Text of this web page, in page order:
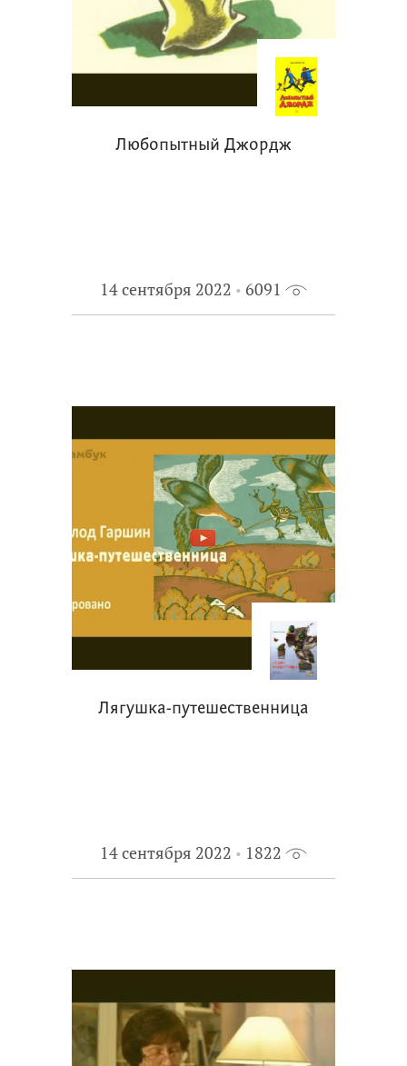
Любопытный Джордж
14 сентября 2022 6091
Лягушка-путешественница
14 сентября 2022 1822